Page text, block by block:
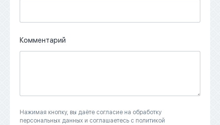
Комментарий
Нажимая кнопку, вы даёте согласие на обработку
персональных данных и соглашаетесь с политикой